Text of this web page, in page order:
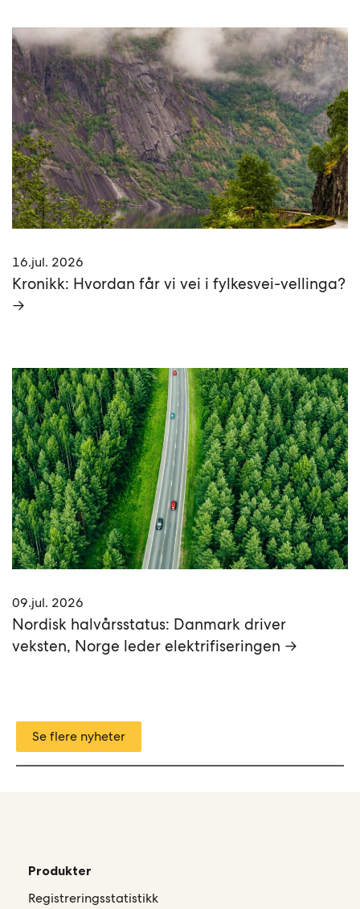
16.jul. 2026
Kronikk: Hvordan får vi vei i fylkesvei-vellinga?
→
09.jul. 2026
Nordisk halvårsstatus: Danmark driver
veksten, Norge leder elektrifiseringen →
Se flere nyheter
Produkter
Registreringsstatistikk